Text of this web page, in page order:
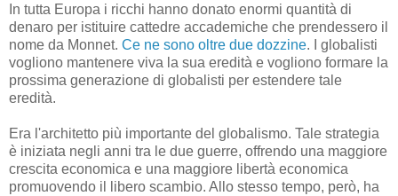
In tutta Europa i ricchi hanno donato enormi quantità di
denaro per istituire cattedre accademiche che prendessero il
nome da Monnet. Ce ne sono oltre due dozzine. I globalisti
vogliono mantenere viva la sua eredità e vogliono formare la
prossima generazione di globalisti per estendere tale
eredità.
Era l'architetto più importante del globalismo. Tale strategia
è iniziata negli anni tra le due guerre, offrendo una maggiore
crescita economica e una maggiore libertà economica
promuovendo il libero scambio. Allo stesso tempo, però, ha